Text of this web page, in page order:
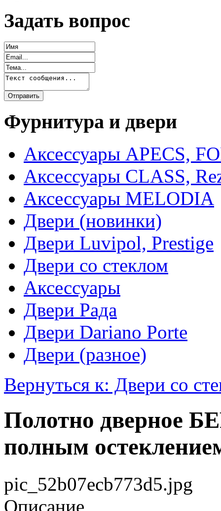
Задать вопрос
Фурнитура и двери
Аксессуары APECS,
Аксессуары CLASS,
Аксессуары MELODIA
Двери (новинки)
Двери Luvipol, Prestige
Двери со стеклом
Аксессуары
Двери Рада
Двери Dariano Porte
Двери (разное)
Вернуться к: Двери со
Полотно дверное
полным
pic_52b07ecb773d5.jpg
Описание